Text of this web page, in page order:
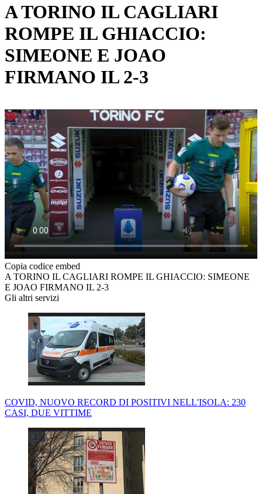
A TORINO IL CAGLIARI
ROMPE IL GHIACCIO:
SIMEONE E JOAO
FIRMANO IL 2-3
Copia codice embed
A TORINO IL CAGLIARI ROMPE IL GHIACCIO: SIMEONE
E JOAO FIRMANO IL 2-3
Gli altri servizi
COVID, NUOVO RECORD DI POSITIVI NELL'ISOLA: 230
CASI, DUE VITTIME